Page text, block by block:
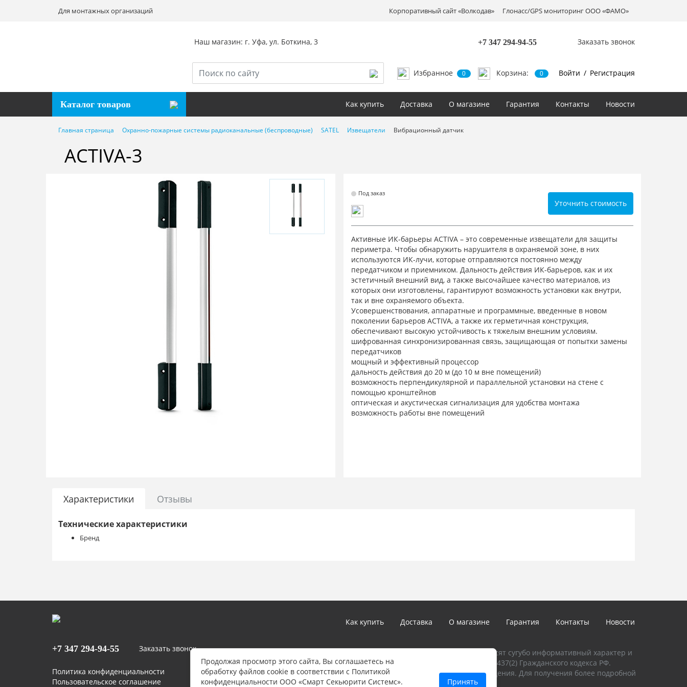
Для монтажных организаций Корпоративный сайт «Волкодав» Глонасс/GPS мониторинг ООО «ФАМО»
Наш магазин: г. Уфа, ул. Боткина, 3
Избранное 0
+7 347294-94-55
Корзина: 0
Заказать звонок
Войти /Регистрация
Каталог товаров Как купить Доставка О магазине Гарантия Контакты Новости
Главная страница Охранно-пожарные системы радиоканальные (беспроводные) SATEL Извещатели Вибрационный датчик
ACTIVA-3
Под заказ
Уточнить стоимость
Активные ИК-барьеры ACTIVA – это современные извещатели для защиты
периметра. Чтобы обнаружить нарушителя в охраняемой зоне, в них
используются ИК-лучи, которые отправляются постоянно между
передатчиком и приемником. Дальность действия ИК-барьеров, как и их
эстетичный внешний вид, а также высочайшее качество материалов, из
которых они изготовлены, гарантируют возможность установки как внутри,
так и вне охраняемого объекта.
Усовершенствования, аппаратные и программные, введенные в новом
поколении барьеров ACTIVA, а также их герметичная конструкция,
обеспечивают высокую устойчивость к тяжелым внешним условиям.
шифрованная синхронизированная связь, защищающая от попытки замены
передатчиков
мощный и эффективный процессор
дальность действия до 20 м (до 10 м вне помещений)
возможность перпендикулярной и параллельной установки на стене с
помощью кронштейнов
оптическая и акустическая сигнализация для удобства монтажа
возможность работы вне помещений
Расстояние между последним лучом и гранью платы - верхняя часть барьера
45 мм
Характеристики Отзывы
Технические характеристики
Бренд
Как купить Доставка О магазине Гарантия Контакты Новости
+7 347 294-94-55 Заказать звонок
Политика конфиденциальности
Пользовательское соглашение
*Цены и технические характеристики, представленные в каталоге, носят сугубо информативный характер и
не являются публичной офертой, определяемой положениями Статьи 437(2) Гражданского кодекса РФ.
Указанные цены могут быть изменены в любое время без предупреждения. Для получения более подробной
информации звоните нам по телефону: 8 (347) 246-90-22
Продолжая просмотр этого сайта, Вы соглашаетесь на
обработку файлов cookie в соответствии с Политикой
конфиденциальности ООО «Смарт Секьюрити Системс».
Принять